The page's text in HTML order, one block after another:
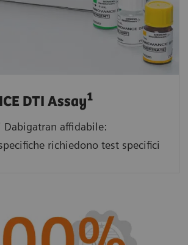
DTI Assay1
Dabigatran affidabile:
richiedono test specifici